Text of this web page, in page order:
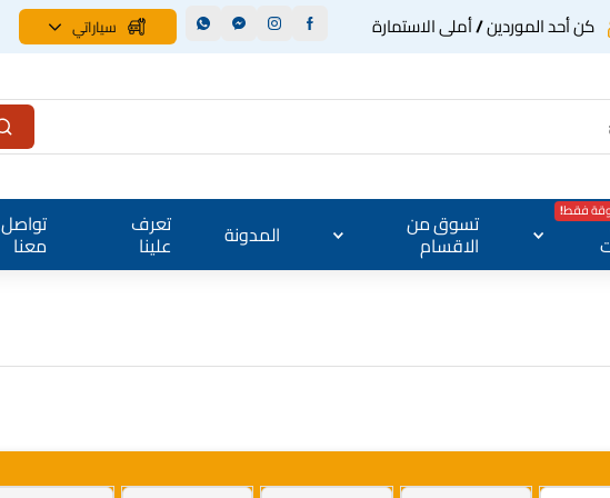
كن أحد الموردين / أملى الاستمارة سياراتي
فقط! تسوق من
الاقسام المدونة تعرف
علينا
تواصل
معنا